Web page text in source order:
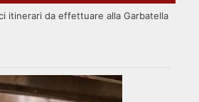
itinerari da effettuare alla Garbatella